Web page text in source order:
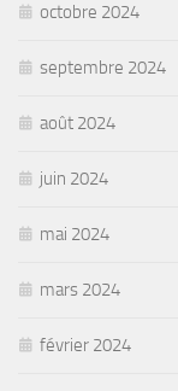
octobre 2024
septembre 2024
août 2024
juin 2024
mai 2024
mars 2024
février 2024